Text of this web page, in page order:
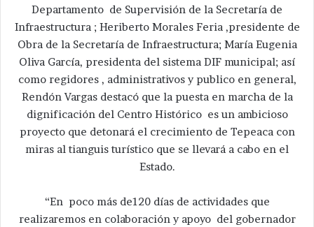
Departamento de Supervisión de la Secretaría de
Infraestructura ; Heriberto Morales Feria ,presidente de
Obra de la Secretaría de Infraestructura; María Eugenia
Oliva García, presidenta del sistema DIF municipal; así
como regidores , administrativos y publico en general,
Rendón Vargas destacó que la puesta en marcha de la
dignificación del Centro Histórico es un ambicioso
proyecto que detonará el crecimiento de Tepeaca con
miras al tianguis turístico que se llevará a cabo en el
Estado.
“En poco más de120 días de actividades que
realizaremos en colaboración y apoyo del gobernador